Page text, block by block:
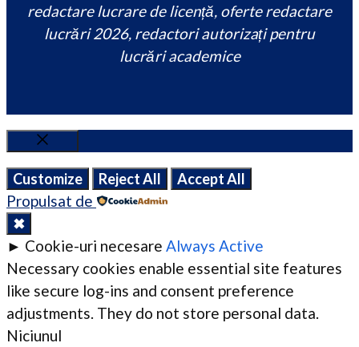
redactare lucrare de licență, oferte redactare
lucrări 2026, redactori autorizați pentru
lucrări academice
Close
Customize
Reject All Accept All
Propulsat de
✖
► Cookie-uri necesare Always Active
Necessary cookies enable essential site features
like secure log-ins and consent preference
adjustments. They do not store personal data.
Niciunul